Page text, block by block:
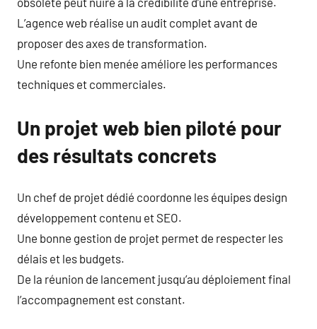
L’agence web réalise un audit complet avant de
proposer des axes de transformation.
Une refonte bien menée améliore les performances
techniques et commerciales.
Un projet web bien piloté pour
des résultats concrets
Un chef de projet dédié coordonne les équipes design
développement contenu et SEO.
Une bonne gestion de projet permet de respecter les
délais et les budgets.
De la réunion de lancement jusqu’au déploiement final
l’accompagnement est constant.